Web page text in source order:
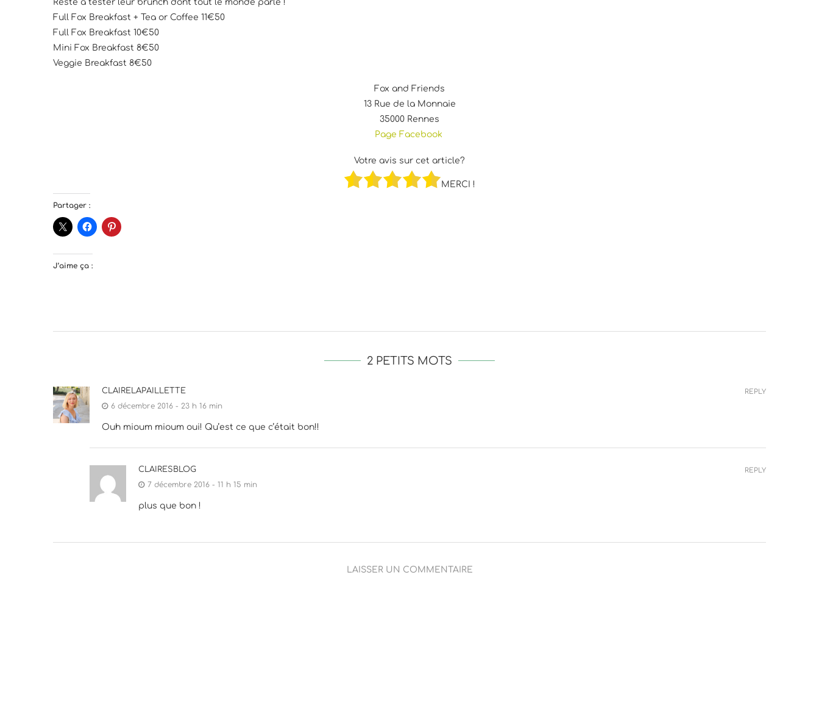
Reste à tester leur brunch dont tout le monde parle !
Full Fox Breakfast + Tea or Coffee 11€50
Full Fox Breakfast 10€50
Mini Fox Breakfast 8€50
Veggie Breakfast 8€50
Fox and Friends
13 Rue de la Monnaie
35000 Rennes
Page Facebook
Votre avis sur cet article?
MERCI !
Partager :
J’aime ça :
2 PETITS MOTS
CLAIRELAPAILLETTE
6 décembre 2016 - 23 h 16 min
Ouh mioum mioum oui! Qu’est ce que c’était bon!!
REPLY
CLAIRESBLOG
7 décembre 2016 - 11 h 15 min
plus que bon !
REPLY
LAISSER UN COMMENTAIRE